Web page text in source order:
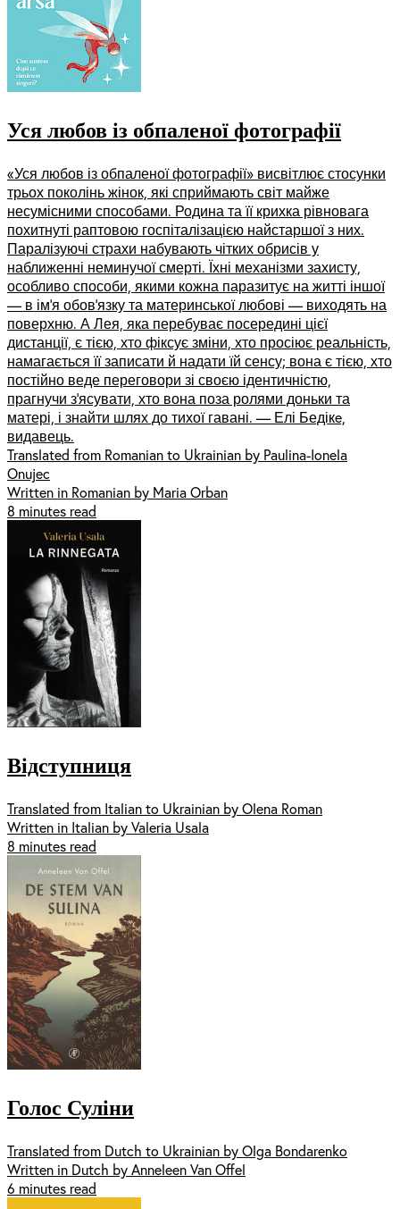
Уся любов із обпаленої фотографії
«Уся любов із обпаленої фотографії» висвітлює стосунки
трьох поколінь жінок, які сприймають світ майже
несумісними способами. Родина та її крихка рівновага
похитнуті раптовою госпіталізацією найстаршої з них.
Паралізуючі страхи набувають чітких обрисів у
наближенні неминучої смерті. Їхні механізми захисту,
особливо способи, якими кожна паразитує на житті іншої
— в ім’я обов’язку та материнської любові — виходять на
поверхню. А Лея, яка перебуває посередині цієї
дистанції, є тією, хто фіксує зміни, хто просіює реальність,
намагається її записати й надати їй сенсу; вона є тією, хто
постійно веде переговори зі своєю ідентичністю,
прагнучи з’ясувати, хто вона поза ролями доньки та
матері, і знайти шлях до тихої гавані. — Елі Бедікe,
видавець.
Translated from Romanian to Ukrainian by Paulina-Ionela
Onujec
Written in Romanian by Maria Orban
8 minutes read
Відступниця
Translated from Italian to Ukrainian by Olena Roman
Written in Italian by Valeria Usala
8 minutes read
Голос Суліни
Translated from Dutch to Ukrainian by Olga Bondarenko
Written in Dutch by Anneleen Van Offel
6 minutes read